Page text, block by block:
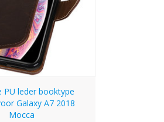
PU leder booktype
Galaxy A7 2018
Mocca